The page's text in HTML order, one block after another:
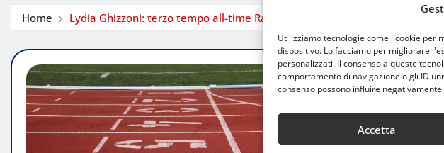
Utilizziamo tecnologie come i cookie per
dispositivo. Lo facciamo per migliorare
personalizzati. Il consenso a queste
comportamento di navigazione o gli ID
consenso possono influire
Accetta
Home Lydia Ghizzoni: terzo tempo all-time Ragazze nei 1000 metri